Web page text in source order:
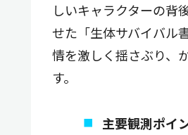
しいキャラクターの背
せた「生体サバイバル
情を激しく揺さぶり、
す。
主要観測ポイ